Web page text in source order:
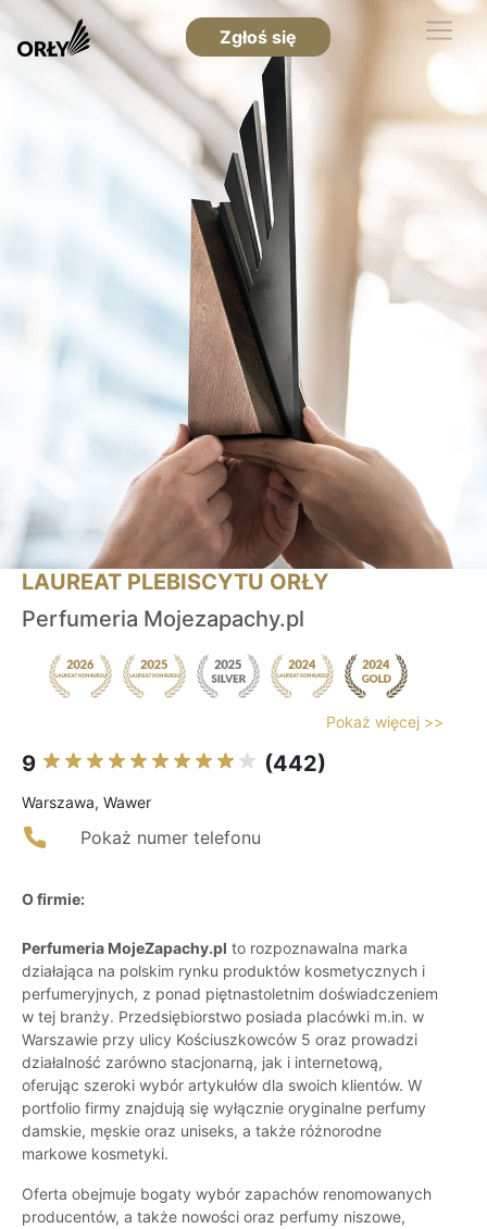
Zgłoś się
LAUREAT PLEBISCYTU ORŁY
Perfumeria Mojezapachy.pl
Pokaż więcej >>
9 (442)
Warszawa, Wawer
Pokaż numer telefonu
O firmie:
Perfumeria MojeZapachy.pl to rozpoznawalna marka
działająca na polskim rynku produktów kosmetycznych i
perfumeryjnych, z ponad piętnastoletnim doświadczeniem
w tej branży. Przedsiębiorstwo posiada placówki m.in. w
Warszawie przy ulicy Kościuszkowców 5 oraz prowadzi
działalność zarówno stacjonarną, jak i internetową,
oferując szeroki wybór artykułów dla swoich klientów. W
portfolio firmy znajdują się wyłącznie oryginalne perfumy
damskie, męskie oraz uniseks, a także różnorodne
markowe kosmetyki.
Oferta obejmuje bogaty wybór zapachów renomowanych
producentów, a także nowości oraz perfumy niszowe,